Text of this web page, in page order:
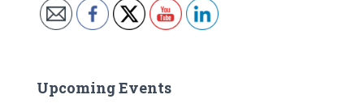
Upcoming Events